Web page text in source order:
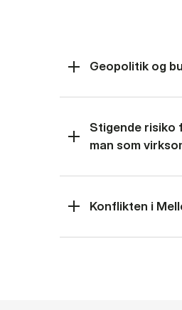
Geopolitik og
Stigende risiko
man som
Konflikten i